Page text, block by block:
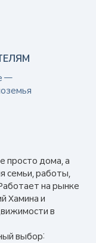
—
просто дома, а
семьи, работы,
на рынке
Хамина и
в
выбор: